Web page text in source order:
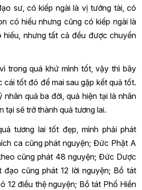
sư, có kiếp ngài là vị tướng tài, có
có hiếu nhưng cũng có kiếp ngài là
hiếu, nhưng tất cả đều được chuyển
trong quá khứ mình tốt, vậy thì bây
cái tốt đó để mai sau gặp kết quả tốt.
quả ba đời, quả hiện tại là nhân
tại sẽ trở thành quả tương lai.
tương lai tốt đẹp, mình phải phát
ca cũng phát nguyện; Đức Phật A
cũng phát 48 nguyện; Đức Dược
cũng phát 12 lời nguyện; Bồ tát
12 điều thệ nguyện; Bồ tát Phổ Hiền